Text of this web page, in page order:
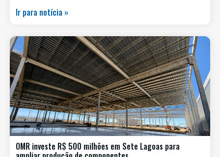
Ir para notícia »
OMR investe R$ 500 milhões em Sete Lagoas para